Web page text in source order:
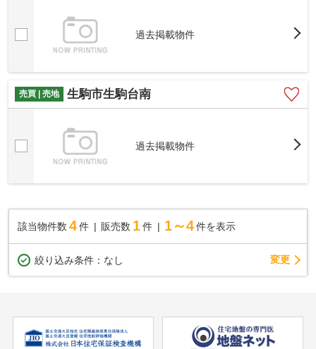
過去掲載物件
売買 | 売地 生駒市生駒台南
過去掲載物件
該当物件数 4件 販売数 1 件 1～4 件を表示
絞り込み条件： なし 変更